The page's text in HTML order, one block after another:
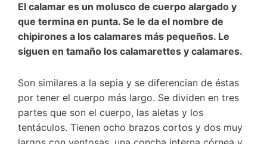
El calamar es un molusco de cuerpo alargado y
que termina en punta. Se le da el nombre de
chipirones a los calamares más pequeños. Le
siguen en tamaño los calamarettes y calamares.
Son similares a la sepia y se diferencian de éstas
por tener el cuerpo más largo. Se dividen en tres
partes que son el cuerpo, las aletas y los
tentáculos. Tienen ocho brazos cortos y dos muy